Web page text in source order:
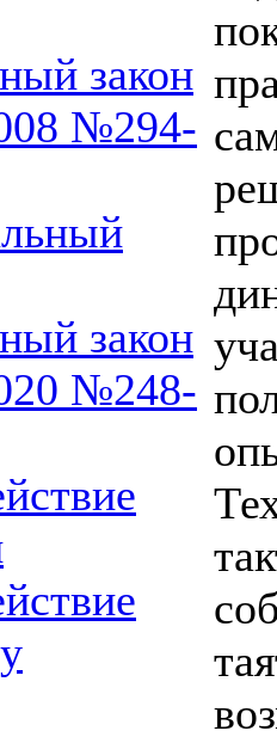
закон
№294-
закон
№248-